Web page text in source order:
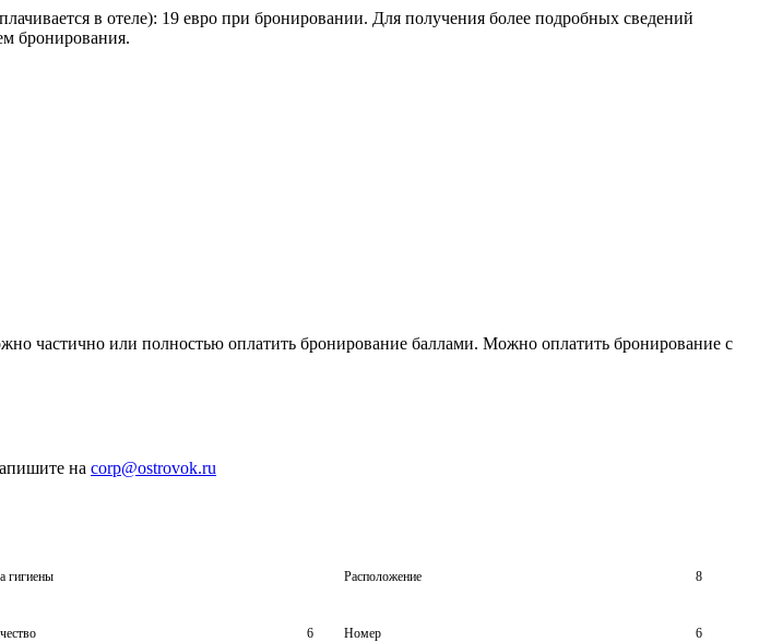
в отеле): 19 евро при бронировании. Для получения более подробных сведений
бронирования.
частично или полностью оплатить бронирование баллами. Можно оплатить бронирование с
на corp@ostrovok.ru
гигиены Расположение 8
6 Номер 6